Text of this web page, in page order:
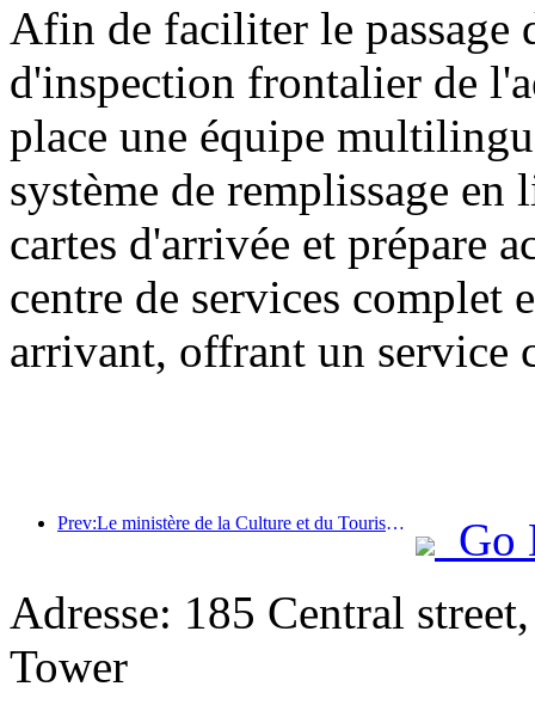
Afin de faciliter le passage
d'inspection frontalier de
place une équipe
système de remplissage
cartes d'arrivée et prépare
centre de services complet
arrivant, offrant un service
Prev:Le ministère de la Culture et du Tourisme a indiqué qu'en 2025, 16 994 sites touristiques de niveau A ont accueilli 7,51 milliards de visiteurs, générant des recettes touristiques de 554,49 milliards de yuans.
Go
Adresse: 185 Central
Tower